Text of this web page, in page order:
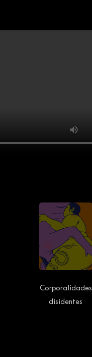
Corporalidades
disidentes